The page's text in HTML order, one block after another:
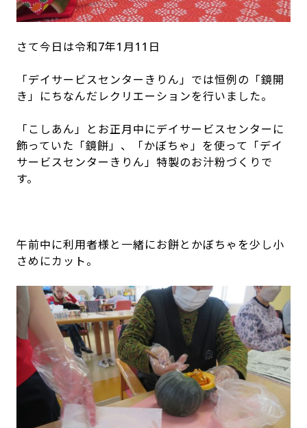
さて今日は令和7年1 月11 日
「デイサービスセンターきりん」では恒例の「鏡開
き」にちなんだレクリエーションを行いました。
「こしあん」とお正月中にデイサービスセンターに
飾っていた「鏡餅」、「かぼちゃ」を使って「デイ
サービスセンターきりん」特製のお汁粉づくりで
す。
午前中に利用者様と一緒にお餅とかぼちゃを少し小
さめにカット。